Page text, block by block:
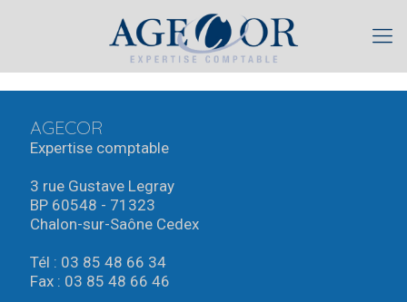
AGECOR
Expertise comptable
3 rue Gustave Legray
BP 60548 - 71323
Chalon-sur-Saône Cedex
Tél : 03 85 48 66 34
Fax : 03 85 48 66 46